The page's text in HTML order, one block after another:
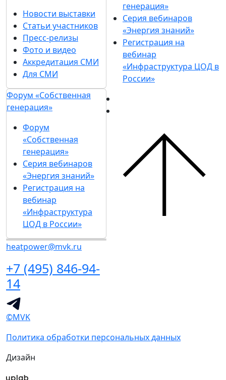
Новости выставки
Статьи участников
Пресс-релизы
Фото и видео
Аккредитация СМИ
Для СМИ
Форум «Собственная
генерация»
Форум
«Собственная
генерация»
Серия вебинаров
«Энергия знаний»
Регистрация на
вебинар
«Инфраструктура
ЦОД в России»
heatpower@mvk.ru
+7 (495) 846-94-
14
генерация»
Серия вебинаров
«Энергия знаний»
Регистрация на
вебинар
«Инфраструктура ЦОД в
России»
©MVK
Политика обработки персональных данных
Дизайн